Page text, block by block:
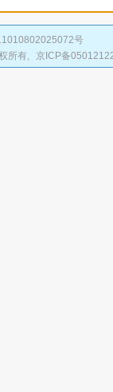
号
所有, 京ICP备